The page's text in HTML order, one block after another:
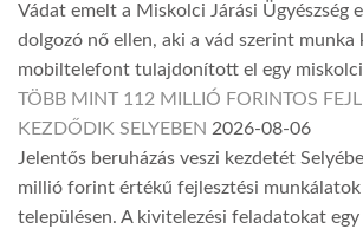
Vádat emelt a Miskolci Járási Ügyészség
dolgozó nő ellen, aki a vád szerint munka
mobiltelefont tulajdonított el egy
TÖBB MINT 112 MILLIÓ FORINTOS
KEZDŐDIK SELYEBEN 2026-08-06
Jelentős beruházás veszi kezdetét
millió forint értékű fejlesztési munkálatok
településen. A kivitelezési feladatokat egy